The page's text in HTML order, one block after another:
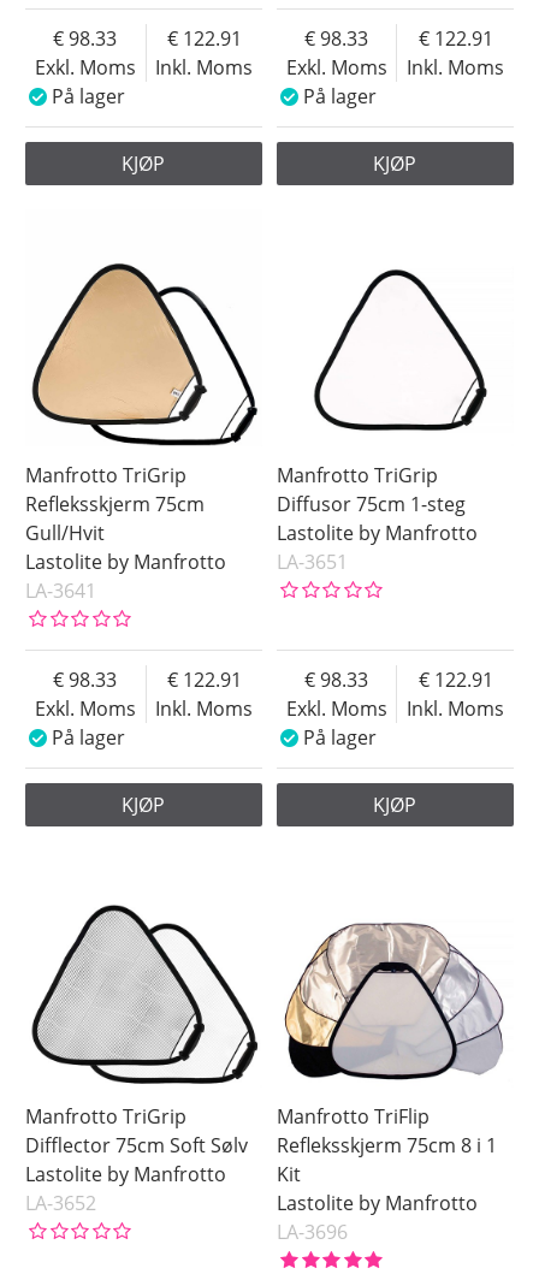
Exkl. Moms
98.33
Inkl. Moms
122.91
På lager
KJØP
Exkl. Moms
98.33
Inkl. Moms
122.91
På lager
KJØP
Manfrotto TriGrip
Refleksskjerm 75cm
Gull/Hvit
Lastolite by Manfrotto
LA-3641
Exkl. Moms
98.33
Inkl. Moms
122.91
På lager
KJØP
Manfrotto TriGrip
Diffusor 75cm 1-steg
Lastolite by Manfrotto
LA-3651
Exkl. Moms
98.33
Inkl. Moms
122.91
På lager
KJØP
Manfrotto TriGrip
Difflector 75cm Soft Sølv
Lastolite by Manfrotto
LA-3652
Manfrotto TriFlip
Refleksskjerm 75cm 8 i 1
Kit
Lastolite by Manfrotto
LA-3696